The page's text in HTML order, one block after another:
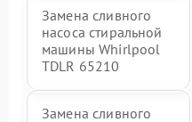
Замена сливного
насоса стиральной
машины Whirlpool
TDLR 65210
Замена сливного